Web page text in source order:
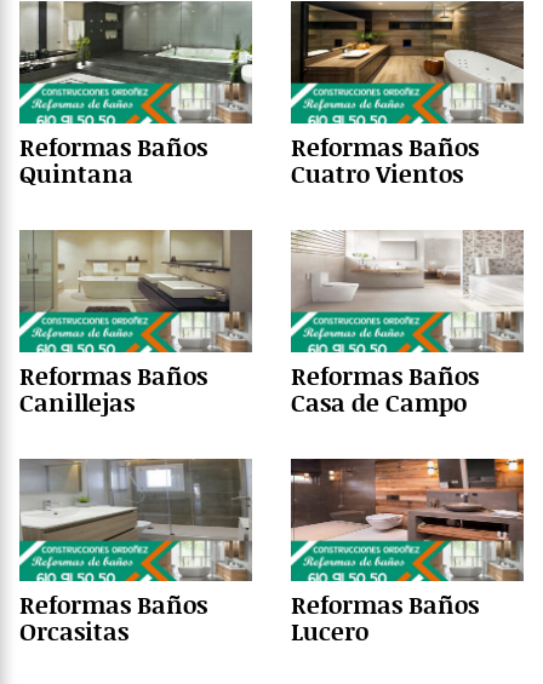
Reformas Baños
Quintana
Reformas Baños
Cuatro Vientos
Reformas Baños
Canillejas
Reformas Baños
Casa de Campo
Reformas Baños
Orcasitas
Reformas Baños
Lucero